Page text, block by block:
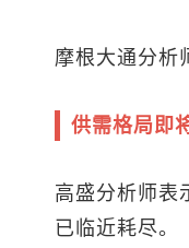
摩根大通分析
供需格局即
高盛分析师表
已临近耗尽。